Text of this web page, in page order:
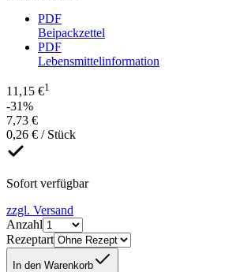
PDF
Beipackzettel
PDF
Lebensmittelinformation
11,15 €1
-31%
7,73 €
0,26 € / Stück
Sofort verfügbar
zzgl. Versand
Anzahl
Rezeptart
In den Warenkorb